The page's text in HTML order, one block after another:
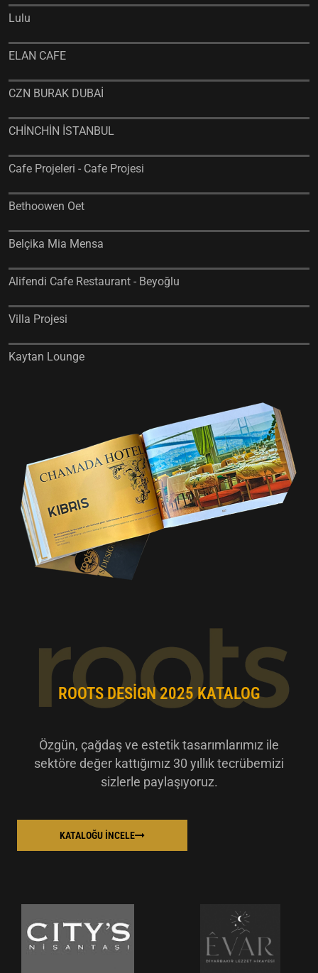
Lulu
ELAN CAFE
CZN BURAK DUBAİ
CHİNCHİN İSTANBUL
Cafe Projeleri - Cafe Projesi
Bethoowen Oet
Belçika Mia Mensa
Alifendi Cafe Restaurant - Beyoğlu
Villa Projesi
Kaytan Lounge
ROOTS DESIGN 2025 KATALOG
Özgün, çağdaş ve estetik tasarımlarımız ile
sektöre değer kattığımız 30 yıllık tecrübemizi
sizlerle paylaşıyoruz.
KATALOĞU İNCELE